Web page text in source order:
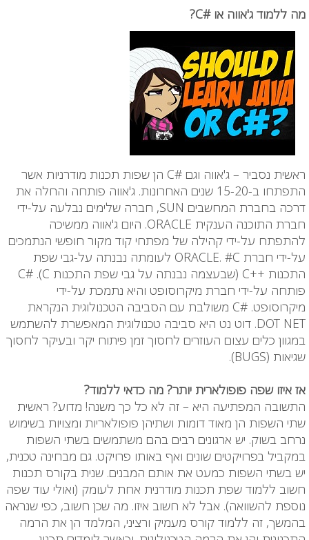
מה ללמוד ג'אווה או #C?
ראשית נסביר – ג'אווה וגם #C הן שפות תכנות מודרניות אשר
התפתחו ב-15-20 שנים האחרונות. ג'אווה פותחה והחלה את
דרכה בחברת המחשבים SUN, חברה שלימים נבלעה על-ידי
חברת התוכנה הענקית ORACLE. היום ג'אווה ממשיכה
להתפתח על-ידי קהילה של מפתחי קוד מקור חופשי הנתמכים
על-ידי חברת ORACLE. #C לעומתה נבנתה על-גבי שפת
התכנות ++C (שבעצמה נבנתה על גבי שפת התכנות C). #C
פותחה על-ידי חברת מיקרוסופט והיא נתמכת על-ידי
מיקרוסופט. #C משולבת עם הסביבה הטכנולוגית הנקראת
DOT NET. דוט נט היא סביבה טכנולוגית המאפשרת להשתמש
במגוון כלים עצום העוזרים לחסוך זמן פיתוח יקר ובעיקר לחסוך
שגיאות (BUGS).
אז איזו שפה פופולארית יותר? מה כדאי ללמוד?
התשובה המפתיעה היא – זה לא כל כך משנה! מדוע? ראשית
שתי השפות הן מאוד דומות ושתיהן פופולאריות ומצויות בשימוש
נרחב בשוק. יש ארגונים רבים בהם משתמשים בשתי השפות
במקביל בפרויקטים שונים ואף באותו פרויקט. גם מבחינה טכנית,
יש בשתי השפות כמעט את אותם המבנים. שנית בקורס תכנות
חשוב ללמוד שפת תכנות מודרנית אחת לעומק (ואולי עוד שפה
נוספת להשוואה). אבל לא חשוב איזו. מה שכן חשוב, כפי שנראה
בהמשך, זה ללמוד קורס מעמיק ורציני, המלמד הן את הרמה